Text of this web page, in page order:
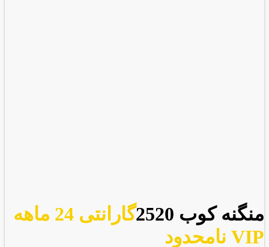
منگنه کوب 2520
گارانتی 24 ماهه
VIP نامحدود